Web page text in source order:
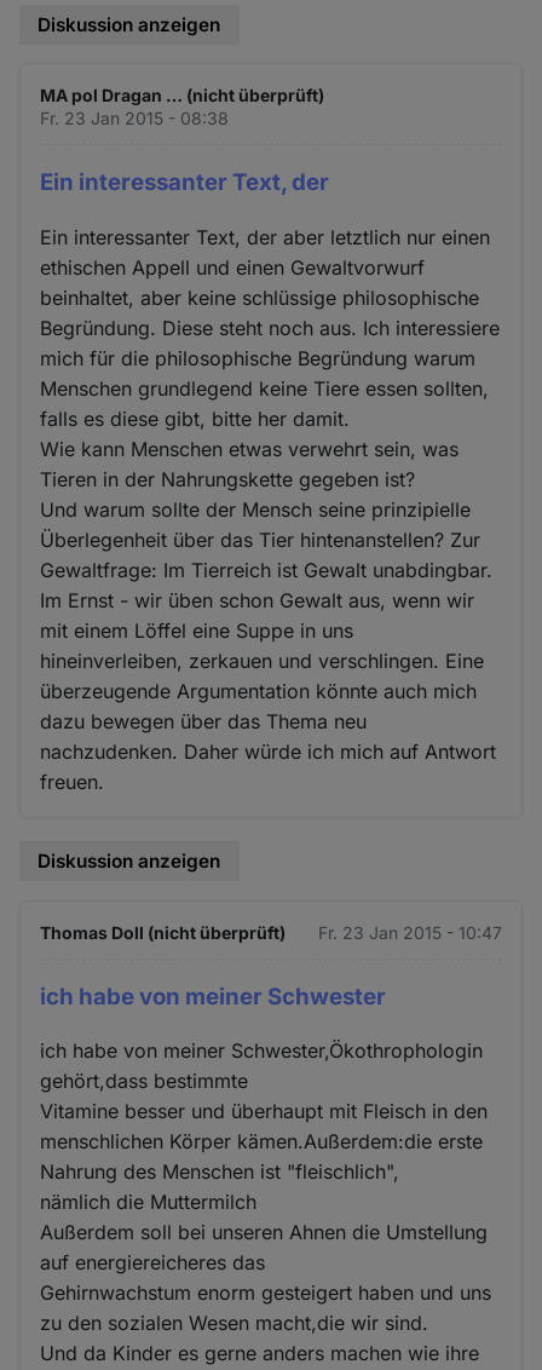
Diskussion anzeigen
MA pol Dragan … (nicht überprüft)
Fr. 23 Jan 2015 - 08:38
Ein interessanter Text, der
Ein interessanter Text, der aber letztlich nur einen
ethischen Appell und einen Gewaltvorwurf
beinhaltet, aber keine schlüssige philosophische
Begründung. Diese steht noch aus. Ich interessiere
mich für die philosophische Begründung warum
Menschen grundlegend keine Tiere essen sollten,
falls es diese gibt, bitte her damit.
Wie kann Menschen etwas verwehrt sein, was
Tieren in der Nahrungskette gegeben ist?
Und warum sollte der Mensch seine prinzipielle
Überlegenheit über das Tier hintenanstellen? Zur
Gewaltfrage: Im Tierreich ist Gewalt unabdingbar.
Im Ernst - wir üben schon Gewalt aus, wenn wir
mit einem Löffel eine Suppe in uns
hineinverleiben, zerkauen und verschlingen. Eine
überzeugende Argumentation könnte auch mich
dazu bewegen über das Thema neu
nachzudenken. Daher würde ich mich auf Antwort
freuen.
Diskussion anzeigen
Thomas Doll (nicht überprüft) Fr. 23 Jan 2015 - 10:47
ich habe von meiner Schwester
ich habe von meiner Schwester,Ökothrophologin
gehört,dass bestimmte
Vitamine besser und überhaupt mit Fleisch in den
menschlichen Körper kämen.Außerdem:die erste
Nahrung des Menschen ist "fleischlich",
nämlich die Muttermilch
Außerdem soll bei unseren Ahnen die Umstellung
auf energiereicheres das
Gehirnwachstum enorm gesteigert haben und uns
zu den sozialen Wesen macht,die wir sind.
Und da Kinder es gerne anders machen wie ihre